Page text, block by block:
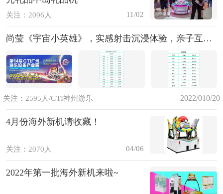
关注：2096人 11/02
尚莹《宇宙小英雄》，实感射击沉浸体验，亲子互娱趣味无穷
关注：2595人/GTI神州游乐 2022/010/20
4月份海外新机请收藏！
关注：2070人 04/06
2022年第一批海外新机来啦~